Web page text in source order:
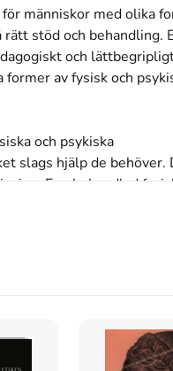
människor med olika
stöd och behandling.
och
av fysisk och
och psykiska
slags hjälp de behöver.
En obehandlad fysisk
som tyder på annan
det vara fråga om? Hur
Hur och var kan